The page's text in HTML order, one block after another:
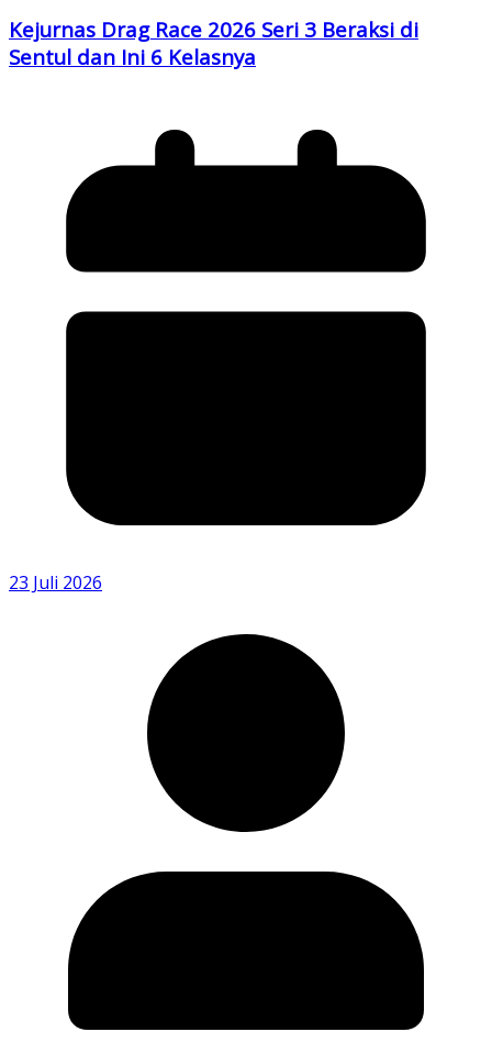
Kejurnas Drag Race 2026 Seri 3 Beraksi di
Sentul dan Ini 6 Kelasnya
23 Juli 2026